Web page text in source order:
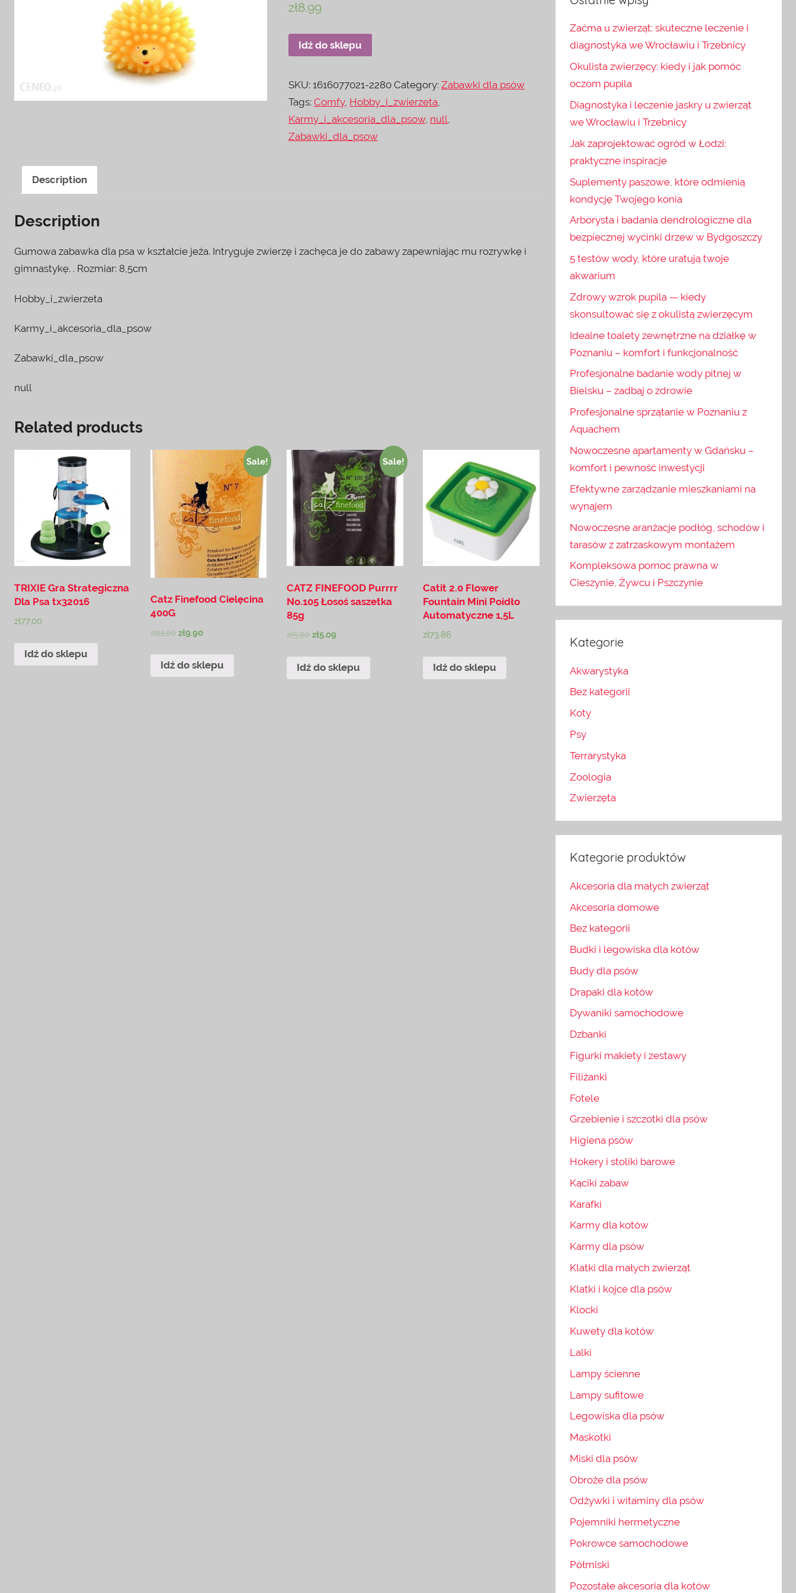
zł8.99
Idź do sklepu
SKU:1616077021-2280 Category:Zabawki dla psów
Tags:Comfy, Hobby_i_zwierzeta,
Karmy_i_akcesoria_dla_psow, null,
Zabawki_dla_psow
Description
Description
Gumowa zabawka dla psa w kształcie jeża. Intryguje zwierzę i zachęca je do zabawy zapewniając mu rozrywkę i
gimnastykę. . Rozmiar: 8,5cm
Hobby_i_zwierzeta
Karmy_i_akcesoria_dla_psow
Zabawki_dla_psow
null
Related products
TRIXIE Gra Strategiczna
Dla Psa tx32016
zł77.00
Idź do sklepu
Sale!
Catz Finefood Cielęcina
400G
zł11.20 zł9.90
Idź do sklepu
Sale!
CATZ FINEFOOD Purrrr
No.105 Łosoś saszetka
85g
zł5.20 zł5.09
Idź do sklepu
Catit 2.0 Flower
Fountain Mini Poidło
Automatyczne 1,5L
zł73.86
Idź do sklepu
Zaćma u zwierząt: skuteczne leczenie i
diagnostyka we Wrocławiu i Trzebnicy
Okulista zwierzęcy: kiedy i jak pomóc
oczom pupila
Diagnostyka i leczenie jaskry u zwierząt
we Wrocławiu i Trzebnicy
Jak zaprojektować ogród w Łodzi:
praktyczne inspiracje
Suplementy paszowe, które odmienią
kondycję Twojego konia
Arborysta i badania dendrologiczne dla
bezpiecznej wycinki drzew w Bydgoszczy
5 testów wody, które uratują twoje
akwarium
Zdrowy wzrok pupila — kiedy
skonsultować się z okulistą zwierzęcym
Idealne toalety zewnętrzne na działkę w
Poznaniu – komfort i funkcjonalność
Profesjonalne badanie wody pitnej w
Bielsku – zadbaj o zdrowie
Profesjonalne sprzątanie w Poznaniu z
Aquachem
Nowoczesne apartamenty w Gdańsku –
komfort i pewność inwestycji
Efektywne zarządzanie mieszkaniami na
wynajem
Nowoczesne aranżacje podłóg, schodów i
tarasów z zatrzaskowym montażem
Kompleksowa pomoc prawna w
Cieszynie, Żywcu i Pszczynie
Kategorie
Akwarystyka
Bez kategorii
Koty
Psy
Terrarystyka
Zoologia
Zwierzęta
Kategorie produktów
Akcesoria dla małych zwierząt
Akcesoria domowe
Bez kategorii
Budki i legowiska dla kotów
Budy dla psów
Drapaki dla kotów
Dywaniki samochodowe
Dzbanki
Figurki makiety i zestawy
Filiżanki
Fotele
Grzebienie i szczotki dla psów
Higiena psów
Hokery i stoliki barowe
Kąciki zabaw
Karafki
Karmy dla kotów
Karmy dla psów
Klatki dla małych zwierząt
Klatki i kojce dla psów
Klocki
Kuwety dla kotów
Lalki
Lampy ścienne
Lampy sufitowe
Legowiska dla psów
Maskotki
Miski dla psów
Obroże dla psów
Odżywki i witaminy dla psów
Pojemniki hermetyczne
Pokrowce samochodowe
Półmiski
Pozostałe akcesoria dla kotów